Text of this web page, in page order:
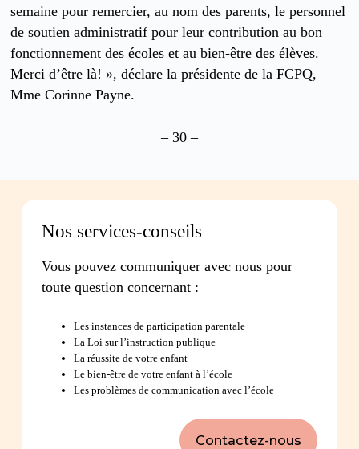
semaine pour remercier, au nom des parents, le personnel
de soutien administratif pour leur contribution au bon
fonctionnement des écoles et au bien-être des élèves.
Merci d’être là! », déclare la présidente de la FCPQ,
Mme Corinne Payne.
– 30 –
Nos services-conseils
Vous pouvez communiquer avec nous pour
toute question concernant :
Les instances de participation parentale
La Loi sur l’instruction publique
La réussite de votre enfant
Le bien-être de votre enfant à l’école
Les problèmes de communication avec l’école
Contactez-nous